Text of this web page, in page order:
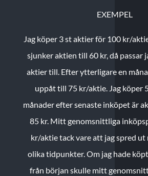
EXEMPEL
Jag köper 3 st aktier för 100 kr/
sjunker aktien till 60 kr, då passar
aktier till. Efter ytterligare en
uppåt till 75 kr/aktie. Jag köper
månader efter senaste inköpet är
85 kr. Mitt genomsnittliga
kr/aktie tack vare att jag spred ut
olika tidpunkter. Om jag hade
från början skulle mitt